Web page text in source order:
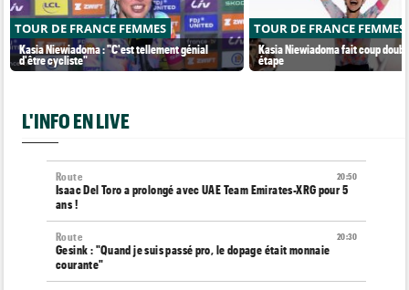
TOUR DE FRANCE FEMMES
Kasia Niewiadoma : "C'est tellement génial
d'être cycliste"
TOUR DE FRANCE FEMMES
Kasia Niewiadoma fait coup
étape
L'INFO EN LIVE
20:50
Route
Isaac Del Toro a prolongé avec UAE Team Emirates-XRG pour 5
ans !
20:30
Route
Gesink : "Quand je suis passé pro, le dopage était monnaie
courante"